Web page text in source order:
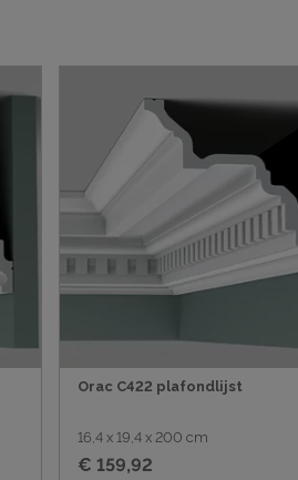
Orac C422 plafondlijst
16,4 x 19,4 x 200 cm
€ 159,92